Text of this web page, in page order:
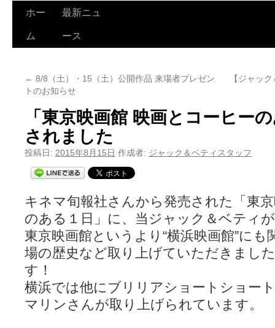
ホー
ム
最新ニュ
ース
← 8/8（土）・15（土）公開作品 来場者プレゼン
トのお知らせ
【ジャッ
「東京映画館 映画とコーヒー
されました
投稿日: 2015年8月15日 作成者: ジャック＆ベティスタッフ
キネマ旬報社さんから発売された「東
のある１日」に、当ジャック＆ベティ
東京映画館というより“横浜映画館”に
場の歴史など取り上げていただきまし
す！
横浜では他にブリリアショートショー
マリンさんが取り上げられています。